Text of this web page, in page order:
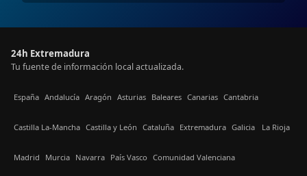
24h Extremadura
Tu fuente de información local actualizada.
España Andalucía Aragón Asturias Baleares Canarias Cantabria
Castilla La-Mancha Castilla y León Cataluña Extremadura Galicia La Rioja
Madrid Murcia Navarra País Vasco Comunidad Valenciana